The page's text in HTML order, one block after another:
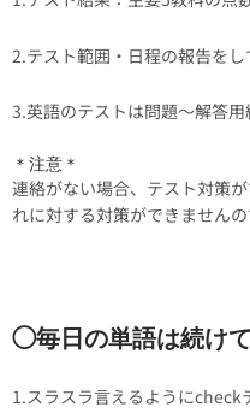
2.テスト範囲・日程の報告をし
3.英語のテストは問題〜解答
＊注意＊
連絡がない場合、テスト対策
れに対する対策ができませんの
◯毎日の単語は続け
1.スラスラ言えるようにcheck